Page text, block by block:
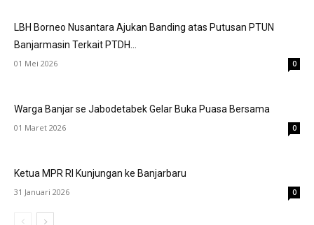
LBH Borneo Nusantara Ajukan Banding atas Putusan PTUN
Banjarmasin Terkait PTDH...
01 Mei 2026 0
Warga Banjar se Jabodetabek Gelar Buka Puasa Bersama
01 Maret 2026 0
Ketua MPR RI Kunjungan ke Banjarbaru
31 Januari 2026 0